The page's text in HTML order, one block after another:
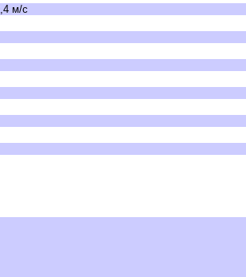
м/с